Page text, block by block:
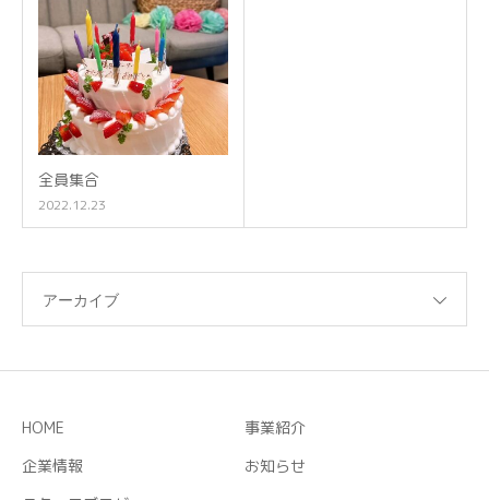
全員集合
2022.12.23
アーカイブ
HOME
事業紹介
企業情報
お知らせ